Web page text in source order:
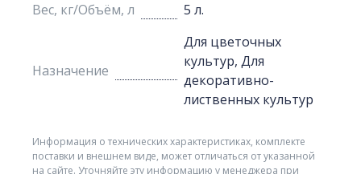
Вес, кг/Объём, л
5 л.
Назначение
Для цветочных
культур, Для
декоративно-
лиственных культур
Информация о технических характеристиках, комплекте
поставки и внешнем виде, может отличаться от указанной
на сайте. Уточняйте эту информацию у менеджера при